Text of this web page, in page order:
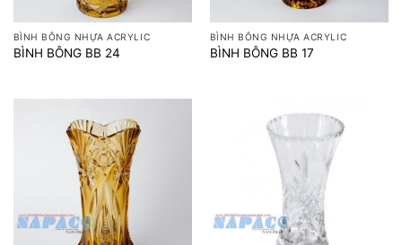
BÌNH BÔNG NHỰA ACRYLIC
BÌNH BÔNG BB 24
BÌNH BÔNG NHỰA ACRYLIC
BÌNH BÔNG BB 17